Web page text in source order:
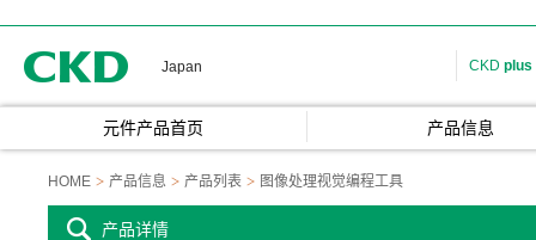
Japan CKD plus
元件产品首页 产品信息
HOME 产品信息 产品列表 图像处理视觉编程工具
产品详情